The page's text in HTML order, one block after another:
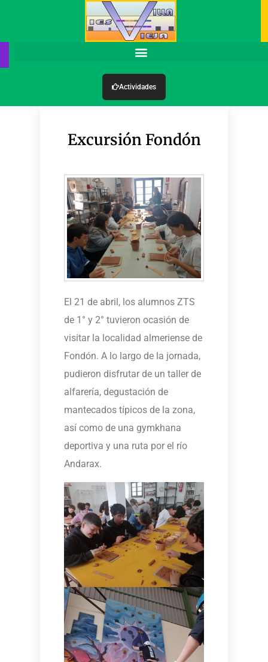
Actividades
Excursión Fondón
El 21 de abril, los alumnos ZTS
de 1° y 2° tuvieron ocasión de
visitar la localidad almeriense de
Fondón. A lo largo de la jornada,
pudieron disfrutar de un taller de
alfarería, degustación de
mantecados típicos de la zona,
así como de una gymkhana
deportiva y una ruta por el río
Andarax.